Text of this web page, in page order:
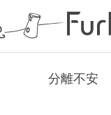
分離不安